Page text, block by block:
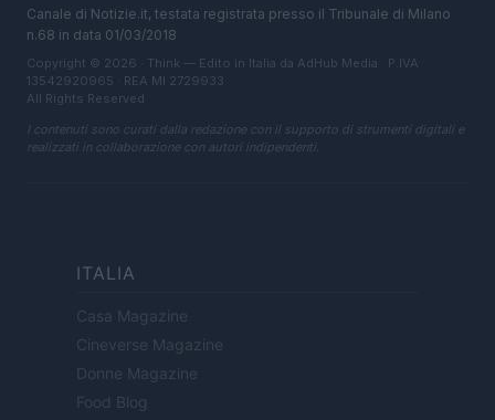
Canale di Notizie.it, testata registrata presso il Tribunale di Milano
n.68 in data 01/03/2018
Copyright © 2026 · Think — Edito in Italia da AdHub Media · P.IVA
13542920965 · REA MI 2729933
All Rights Reserved
I contenuti sono curati dalla redazione con il supporto di strumenti digitali e
realizzati in collaborazione con autori indipendenti.
ITALIA
Casa Magazine
Cineverse Magazine
Donne Magazine
Food Blog